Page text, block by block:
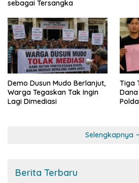
sebagai Tersangka
Demo Dusun Mudo Berlanjut,
Warga Tegaskan Tak Ingin
Lagi Dimediasi
Tiga
Selengkapnya
Berita Terbaru